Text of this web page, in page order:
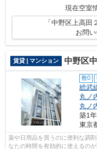
現在空室
「中野区上高
お問
賃貸 | マンション 中野区
敷0
総武
丸ノ
丸ノ
築1年
東京
薬や日用品を買うのに便利な調
なたの時間を有効的に使えるの